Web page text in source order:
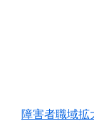
障害者職域拡